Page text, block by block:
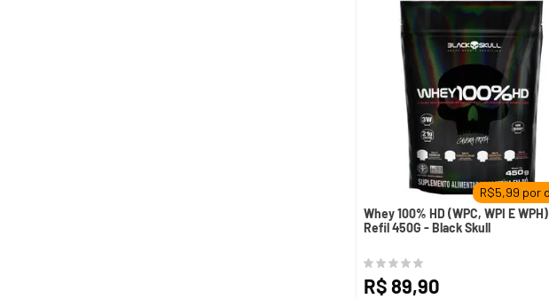
R$5,99 por
Whey 100% HD (WPC, WPI E
Refil 450G - Black Skull
R$ 89,90